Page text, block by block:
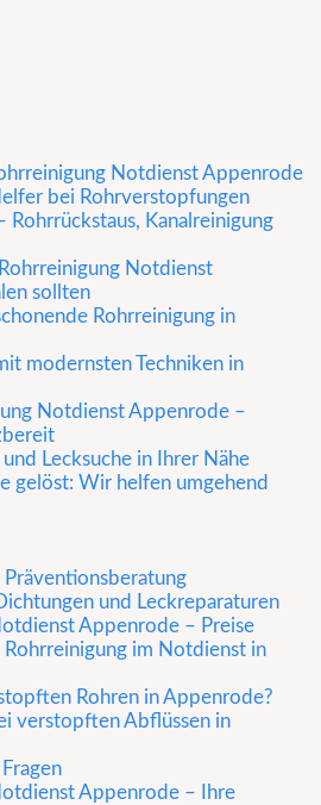
Notdienst Appenrode
bei Rohrverstopfungen
Rohrrückstaus, Kanalreinigung
Notdienst
sollten
Rohrreinigung in
modernsten Techniken in
Notdienst Appenrode –
Lecksuche in Ihrer Nähe
gelöst: Wir helfen umgehend
und Leckreparaturen
Appenrode – Preise
im Notdienst in
Rohren in Appenrode?
verstopften Abflüssen in
Appenrode – Ihre